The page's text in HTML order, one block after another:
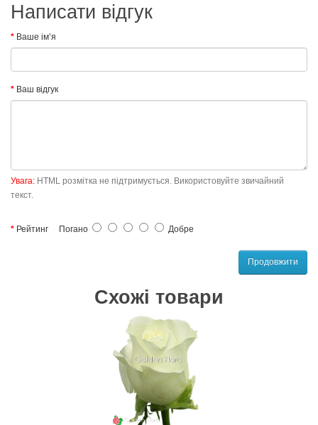
Написати відгук
Ваше ім’я
Ваш відгук
Увага: HTML розмітка не підтримується. Використовуйте звичайний
текст.
Рейтинг Погано Добре
Продовжити
Схожі товари